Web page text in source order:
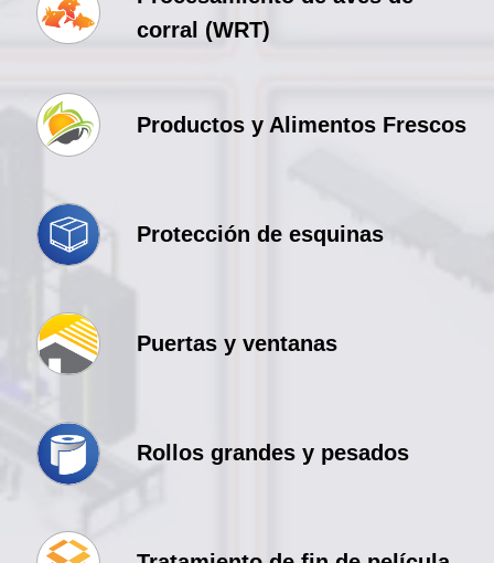
corral (WRT)
Productos y Alimentos Frescos
Protección de esquinas
Puertas y ventanas
Rollos grandes y pesados